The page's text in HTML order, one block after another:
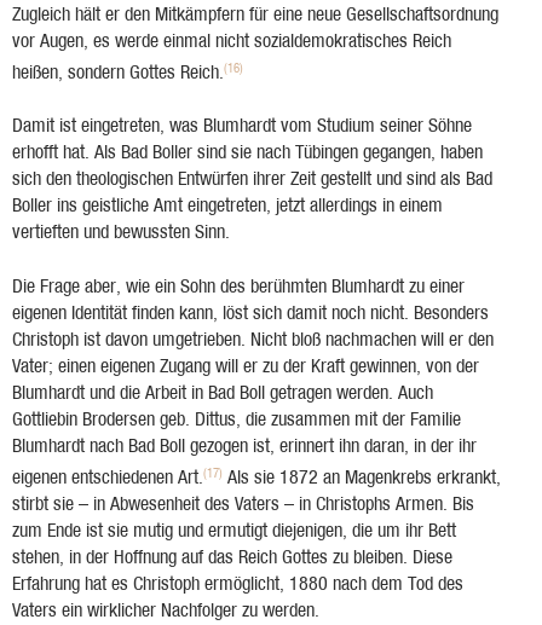
Zugleich hält er den Mitkämpfern für eine neue Gesellschaftsordnung
vor Augen, es werde einmal nicht sozialdemokratisches Reich
heißen, sondern Gottes Reich.(16)
Damit ist eingetreten, was Blumhardt vom Studium seiner Söhne
erhofft hat. Als Bad Boller sind sie nach Tübingen gegangen, haben
sich den theologischen Entwürfen ihrer Zeit gestellt und sind als Bad
Boller ins geistliche Amt eingetreten, jetzt allerdings in einem
vertieften und bewussten Sinn.
Die Frage aber, wie ein Sohn des berühmten Blumhardt zu einer
eigenen Identität finden kann, löst sich damit noch nicht. Besonders
Christoph ist davon umgetrieben. Nicht bloß nachmachen will er den
Vater; einen eigenen Zugang will er zu der Kraft gewinnen, von der
Blumhardt und die Arbeit in Bad Boll getragen werden. Auch
Gottliebin Brodersen geb. Dittus, die zusammen mit der Familie
Blumhardt nach Bad Boll gezogen ist, erinnert ihn daran, in der ihr
eigenen entschiedenen Art.(17) Als sie 1872 an Magenkrebs erkrankt,
stirbt sie – in Abwesenheit des Vaters – in Christophs Armen. Bis
zum Ende ist sie mutig und ermutigt diejenigen, die um ihr Bett
stehen, in der Hoffnung auf das Reich Gottes zu bleiben. Diese
Erfahrung hat es Christoph ermöglicht, 1880 nach dem Tod des
Vaters ein wirklicher Nachfolger zu werden.